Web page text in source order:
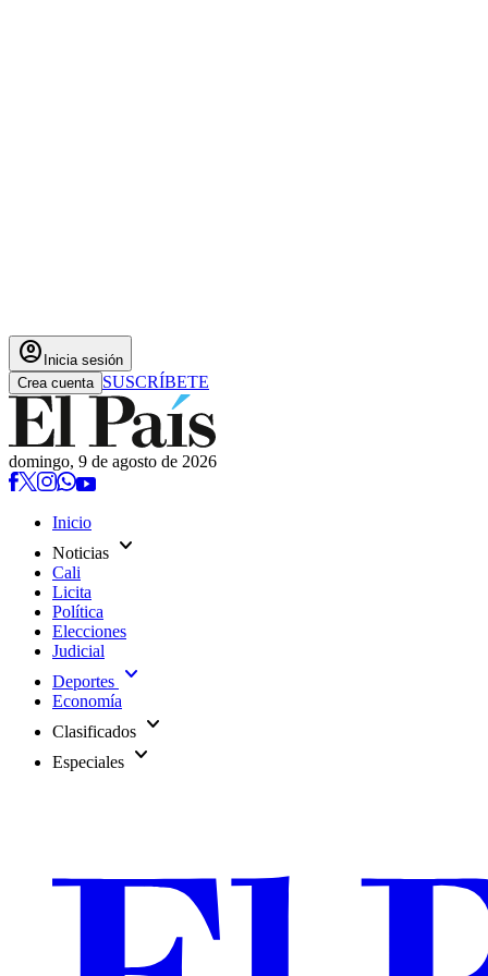
account_circle Inicia sesión
Crea cuenta SUSCRÍBETE
domingo, 9 de agosto de 2026
Inicio
Noticias expand_more
Cali
Licita
Política
Elecciones
Judicial
Deportes expand_more
Economía
Clasificados expand_more
Especiales expand_more